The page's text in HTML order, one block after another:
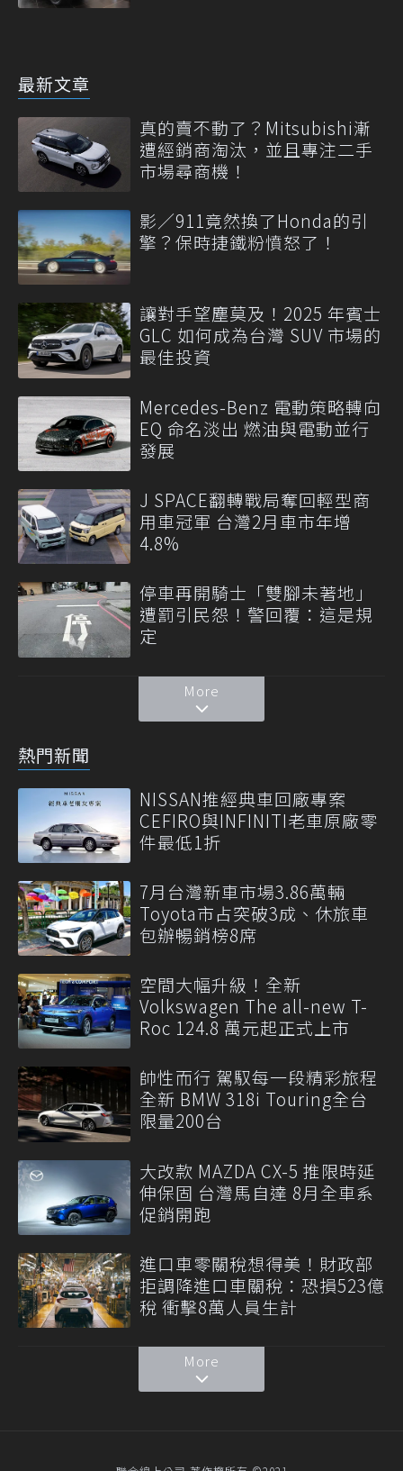
最新文章
真的賣不動了？Mitsubishi漸
遭經銷商淘汰，並且專注二手
市場尋商機！
影／911竟然換了Honda的引
擎？保時捷鐵粉憤怒了！
讓對手望塵莫及！2025 年賓士
GLC 如何成為台灣 SUV 市場的
最佳投資
Mercedes-Benz 電動策略轉向
EQ 命名淡出 燃油與電動並行
發展
J SPACE翻轉戰局奪回輕型商
用車冠軍 台灣2月車市年增
4.8%
停車再開騎士「雙腳未著地」
遭罰引民怨！警回覆：這是規
定
More
熱門新聞
NISSAN推經典車回廠專案
CEFIRO與INFINITI老車原廠零
件最低1折
7月台灣新車市場3.86萬輛
Toyota市占突破3成、休旅車
包辦暢銷榜8席
空間大幅升級！全新
Volkswagen The all-new T-
Roc 124.8 萬元起正式上市
帥性而行 駕馭每一段精彩旅程
全新 BMW 318i Touring全台
限量200台
大改款 MAZDA CX-5 推限時延
伸保固 台灣馬自達 8月全車系
促銷開跑
進口車零關稅想得美！財政部
拒調降進口車關稅：恐損523億
稅 衝擊8萬人員生計
More